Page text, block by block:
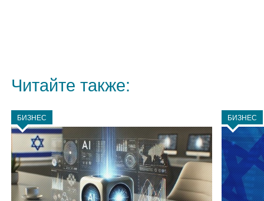
Читайте также:
БИЗНЕС БИЗНЕС